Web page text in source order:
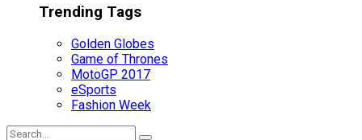
Trending Tags
Golden Globes
Game of Thrones
MotoGP 2017
eSports
Fashion Week